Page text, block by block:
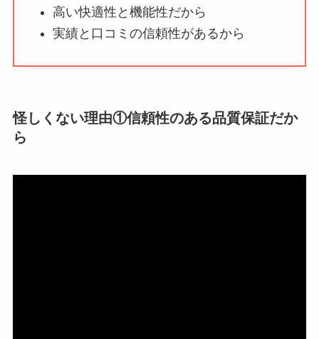
いって本当？
【怪しい？】株式会
社TAPPの口コミ・評
Temuは怪しい？口コ
高い快適性と機能性だから
実績と口コミの信頼性があるから
怪しくない理由①信頼性のある品質保証だか
ら